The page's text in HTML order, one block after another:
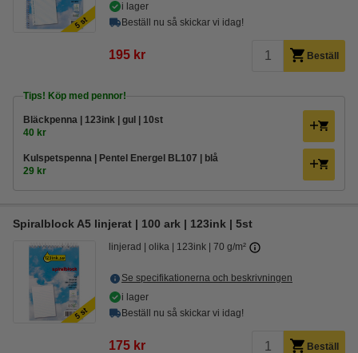
i lager
Beställ nu så skickar vi idag!
195 kr Beställ
Tips! Köp med pennor!
Bläckpenna | 123ink | gul | 10st
40 kr
Kulspetspenna | Pentel Energel BL107 | blå
29 kr
Spiralblock A5 linjerat | 100 ark | 123ink | 5st
linjerad olika 123ink 70 g/m²
Se specifikationerna och beskrivningen
i lager
Beställ nu så skickar vi idag!
175 kr Beställ